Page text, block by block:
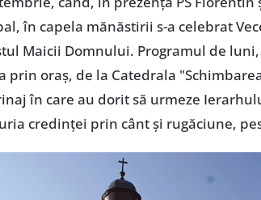
în capela mănăstirii s-a celebrat
Maicii Domnului. Programul de
prin oraş, de la Catedrala
în care au dorit să urmeze
credinţei prin cânt şi rugăciune,